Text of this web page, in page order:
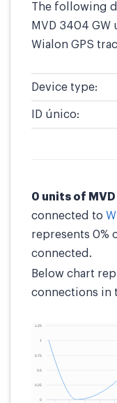
The following
MVD 3404
Wialon GPS
Device type:
ID único:
0 units of
connected to
represents 0%
connected.
Below chart
connections in